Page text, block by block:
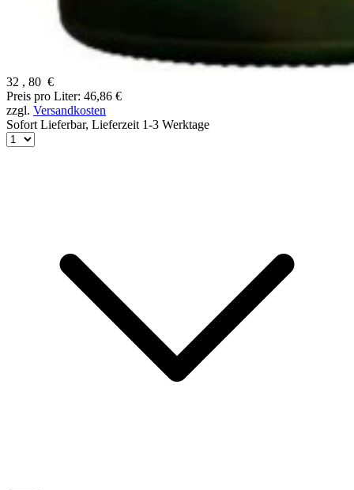
32 , 80 €
Preis pro Liter: 46,86 €
zzgl. Versandkosten
Sofort Lieferbar, Lieferzeit 1-3 Werktage